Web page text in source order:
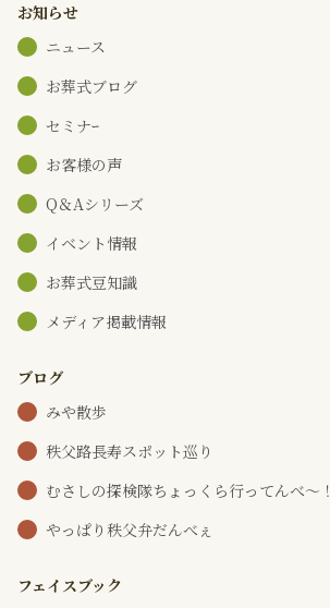
お知らせ
ニュース
お葬式ブログ
セミナｰ
お客様の声
Q＆Aシリーズ
イベント情報
お葬式豆知識
メディア掲載情報
ブログ
みや散歩
秩父路長寿スポット巡り
むさしの探検隊ちょっくら行ってんべ～！
やっぱり秩父弁だんべぇ
フェイスブック